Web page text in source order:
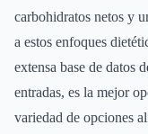
carbohidratos netos y
a estos enfoques
extensa base de datos
entradas, es la mejor
variedad de opciones